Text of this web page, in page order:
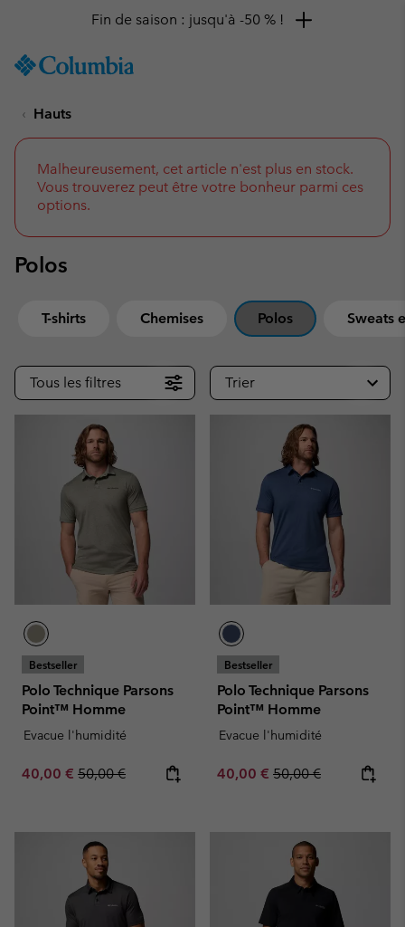
TO
SKIP
NAV
SKIP
TO
SEARCH
Fin de saison : jusqu'à -50 % !
Hauts
Malheureusement, cet article n'est plus en stock.
Vous trouverez peut être votre bonheur parmi ces
options.
Polos
T-shirts Chemises Polos Sweats
Tous les filtres Trier
Bestseller
Polo Technique Parsons
Point™ Homme
Evacue l'humidité
Sale price:
40,00 € Regular price:
50,00 €
Bestseller
Polo Technique Parsons
Point™ Homme
Evacue l'humidité
Sale price:
40,00 € Regular price:
50,00 €